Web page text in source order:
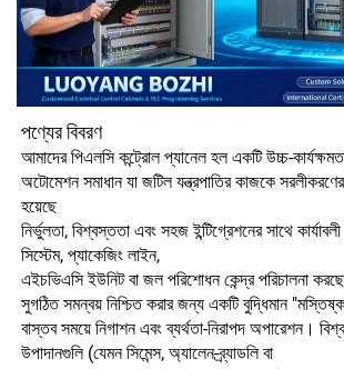
পণ্যের বিবরণ
আমাদের পিএলসি কন্ট্রোল প্যানেল হল একটি উচ্চ-
অটোমেশন সমাধান যা জটিল যন্ত্রপাতির কাজকে
হয়েছে
নির্ভুলতা, বিশ্বস্ততা এবং সহজ ইন্টিগ্রেশনের সাথে
সিস্টেম, প্যাকেজিং লাইন,
এইচভিএসি ইউনিট বা জল পরিশোধন কেন্দ্র পরিচালনা
সুগঠিত সমন্বয় নিশ্চিত করার জন্য একটি বুদ্ধিমান
বাস্তব সময়ে নিগাশন এবং ব্যর্থতা-নিরাপদ অপারেশন।
উপাদানগুলি (যেমন সিমেন্স, অ্যালেন-ব্র্যাডলি বা